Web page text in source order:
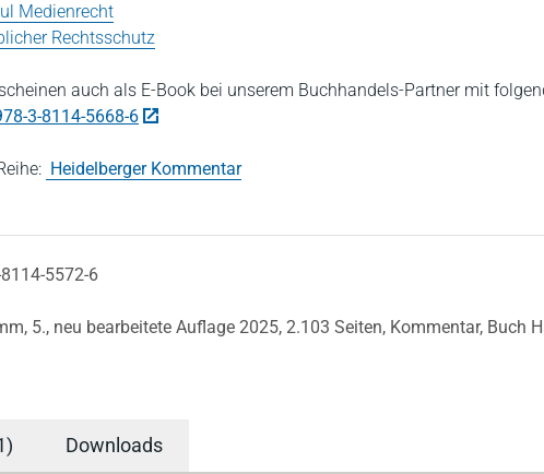
Medienrecht
Rechtsschutz
auch als E-Book bei unserem Buchhandels-Partner mit
3-8114-5668-6
Heidelberger Kommentar
5572-6
5., neu bearbeitete Auflage 2025, 2.103 Seiten, Kommentar, Buch
Downloads